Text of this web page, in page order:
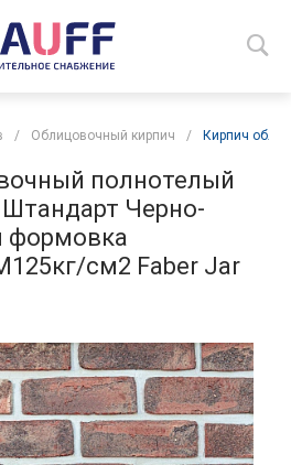
/ Облицовочный кирпич / Кирпич
полнотелый
Черно-
формовка
см2 Faber Jar